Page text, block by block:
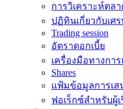
การวิเคราะห์ตล
ปฏิทินเกี่ยวกับเศ
Trading session
อัตราดอกเบี้ย
เครื่องมือทางการ
Shares
แฟ้มข้อมูลการเส
ฟอเร็กซ์สำหรับผู้